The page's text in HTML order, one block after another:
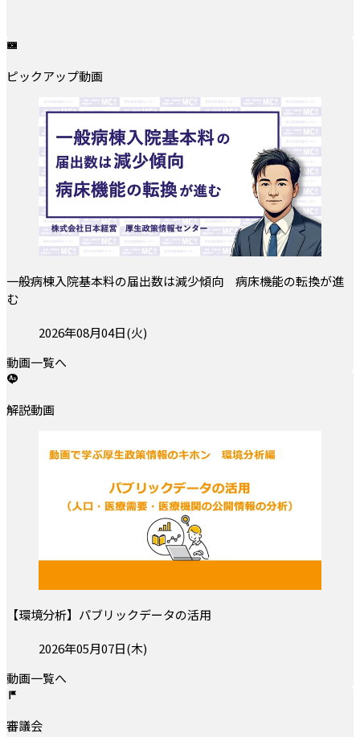
ピックアップ動画
一般病棟入院基本料の届出数は減少傾向 病床機能の転換が進
む
投稿日:2026年08月04日(火)
動画一覧へ
解説動画
【環境分析】パブリックデータの活用
投稿日:2026年05月07日(木)
動画一覧へ
審議会